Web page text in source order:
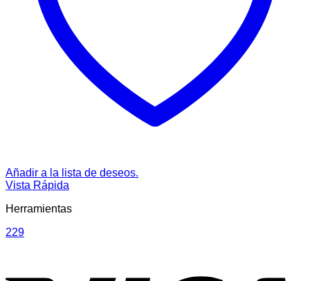
Añadir a la lista de deseos.
Vista Rápida
Herramientas
229